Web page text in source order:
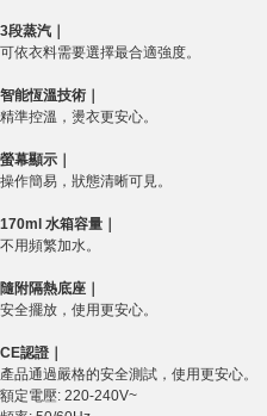
3段蒸汽｜
可依衣料需要選擇最合適強度。
智能恆溫技術｜
精準控溫，燙衣更安心。
螢幕顯示｜
操作簡易，狀態清晰可見。
170ml 水箱容量｜
不用頻繁加水。
隨附隔熱底座｜
安全擺放，使用更安心。
CE認證｜
產品通過嚴格的安全測試，使用更安心。
額定電壓: 220-240V~